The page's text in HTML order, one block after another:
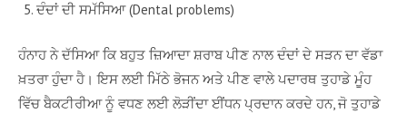
ਦੰਦਾਂ ਦੀ ਸਮੱਸਿਆ (Dental problems)
ਹੰਨਾਹ ਨੇ ਦੱਸਿਆ ਕਿ ਬਹੁਤ ਜ਼ਿਆਦਾ ਸ਼ਰਾਬ ਪੀਣ ਨਾਲ ਦੰਦਾਂ ਦੇ ਸੜਨ ਦਾ ਵੱਡਾ
ਖ਼ਤਰਾ ਹੁੰਦਾ ਹੈ। ਇਸ ਲਈ ਮਿੱਠੇ ਭੋਜਨ ਅਤੇ ਪੀਣ ਵਾਲੇ ਪਦਾਰਥ ਤੁਹਾਡੇ ਮੂੰਹ
ਵਿੱਚ ਬੈਕਟੀਰੀਆ ਨੂੰ ਵਧਣ ਲਈ ਲੋੜੀਂਦਾ ਈਂਧਨ ਪ੍ਰਦਾਨ ਕਰਦੇ ਹਨ, ਜੋ ਤੁਹਾਡੇ